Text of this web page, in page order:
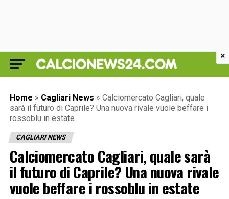
Home » Cagliari News » Calciomercato Cagliari, quale
sarà il futuro di Caprile? Una nuova rivale vuole beffare i
rossoblu in estate
CAGLIARI NEWS
Calciomercato Cagliari, quale sarà
il futuro di Caprile? Una nuova rivale
vuole beffare i rossoblu in estate
×